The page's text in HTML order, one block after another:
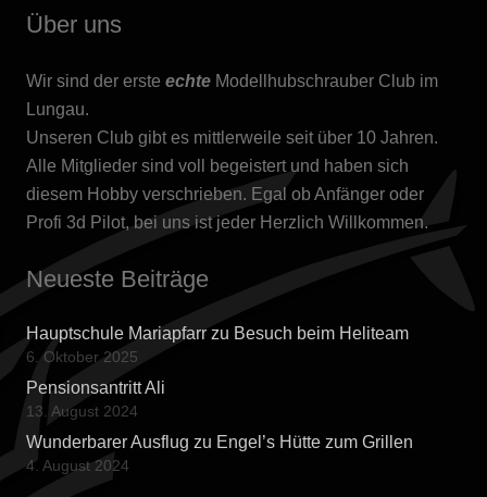
Über uns
Wir sind der erste echte Modellhubschrauber Club im
Lungau.
Unseren Club gibt es mittlerweile seit über 10 Jahren.
Alle Mitglieder sind voll begeistert und haben sich
diesem Hobby verschrieben. Egal ob Anfänger oder
Profi 3d Pilot, bei uns ist jeder Herzlich Willkommen.
Neueste Beiträge
Hauptschule Mariapfarr zu Besuch beim Heliteam
6. Oktober 2025
Pensionsantritt Ali
13. August 2024
Wunderbarer Ausflug zu Engel’s Hütte zum Grillen
4. August 2024